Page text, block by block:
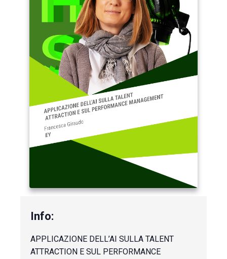
APPLICAZIONE DELL’AI SULLA TALENT
ATTRACTION E SUL PERFORMANCE